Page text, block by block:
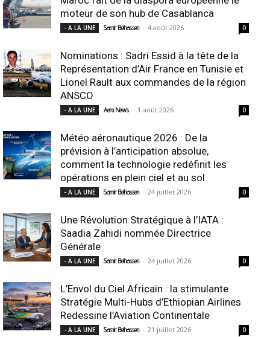
moteur de son hub de Casablanca
- A LA UNE Samir Belhassen - 4 août 2026 0
Nominations : Sadri Essid à la tête de la
Représentation d’Air France en Tunisie et
Lionel Rault aux commandes de la région
ANSCO
- A LA UNE Aero News - 1 août 2026 0
Météo aéronautique 2026 : De la
prévision à l’anticipation absolue,
comment la technologie redéfinit les
opérations en plein ciel et au sol
- A LA UNE Samir Belhassen - 24 juillet 2026 0
Une Révolution Stratégique à l’IATA :
Saadia Zahidi nommée Directrice
Générale
- A LA UNE Samir Belhassen - 24 juillet 2026 0
L’Envol du Ciel Africain : la stimulante
Stratégie Multi-Hubs d’Ethiopian Airlines
Redessine l’Aviation Continentale
- A LA UNE Samir Belhassen - 21 juillet 2026 0